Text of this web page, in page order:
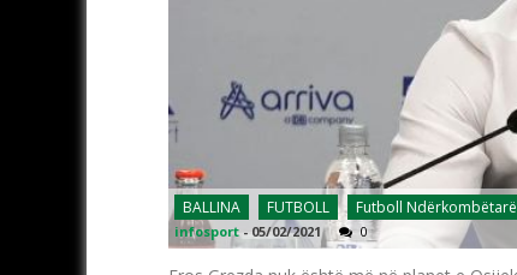
BALLINA FUTBOLL Futboll Ndërkombëtarë
infosport -05/02/2021 0